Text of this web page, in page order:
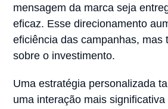
mensagem da marca seja
eficaz. Esse direcionamento
eficiência das campanhas, mas
sobre o investimento.
Uma estratégia personalizada
uma interação mais